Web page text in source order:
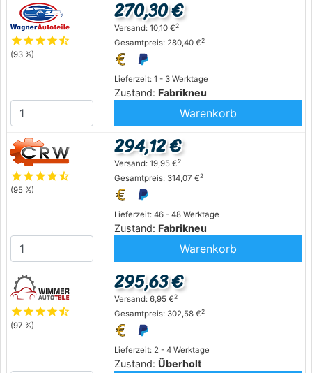
starstarstarstarstar_half
(93 %)
Lieferzeit: 1 - 3 Werktage
Zustand: Fabrikneu
270,30 €
Versand: 10,10 €2
Gesamtpreis: 280,40 €2
Warenkorb
starstarstarstarstar_half
(95 %)
Lieferzeit: 46 - 48 Werktage
Zustand: Fabrikneu
294,12 €
Versand: 19,95 €2
Gesamtpreis: 314,07 €2
Warenkorb
starstarstarstarstar_half
(97 %)
Lieferzeit: 2 - 4 Werktage
Zustand: Überholt
295,63 €
Versand: 6,95 €2
Gesamtpreis: 302,58 €2